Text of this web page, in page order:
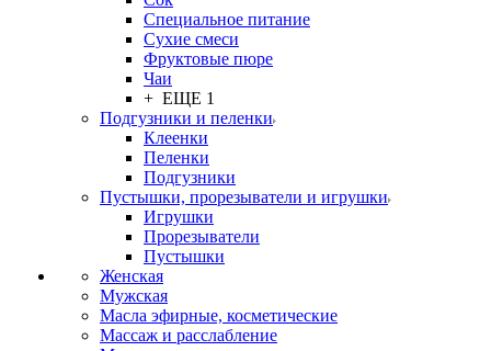
Специальное питание
Сухие смеси
Фруктовые пюре
Чаи
+ ЕЩЕ 1
Подгузники и пеленки
Клеенки
Пеленки
Подгузники
Пустышки, прорезыватели и игрушки
Игрушки
Прорезыватели
Пустышки
Женская
Мужская
Масла эфирные, косметические
Массаж и расслабление